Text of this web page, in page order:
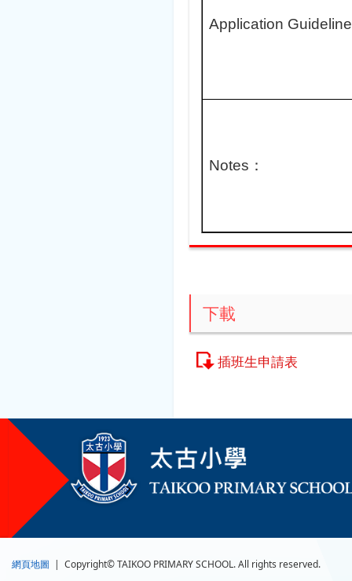
Application
Notes：
下載
插班生申請表
網頁地圖 | Copyright© TAIKOO PRIMARY SCHOOL. All rights reserved.